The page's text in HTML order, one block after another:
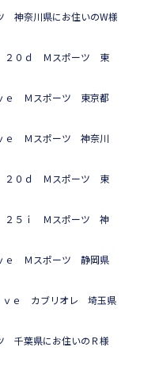
奈川県にお住いのW様
２０ｄ Ｍスポーツ 東
ｅ Ｍスポーツ 東京都
ｅ Ｍスポーツ 神奈川
２０ｄ Ｍスポーツ 東
２５ｉ Ｍスポーツ 神
ｅ Ｍスポーツ 静岡県
ｅ カブリオレ 埼玉県
千葉県にお住いのＲ様